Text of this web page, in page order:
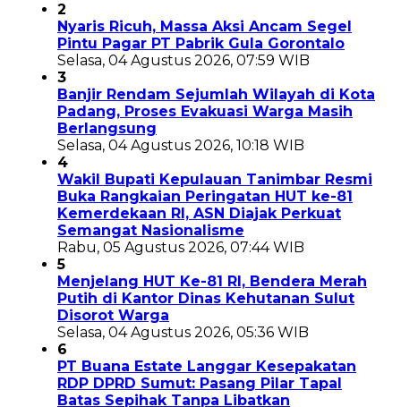
2
Nyaris Ricuh, Massa Aksi Ancam Segel
Pintu Pagar PT Pabrik Gula Gorontalo
Selasa, 04 Agustus 2026, 07:59 WIB
3
Banjir Rendam Sejumlah Wilayah di Kota
Padang, Proses Evakuasi Warga Masih
Berlangsung
Selasa, 04 Agustus 2026, 10:18 WIB
4
Wakil Bupati Kepulauan Tanimbar Resmi
Buka Rangkaian Peringatan HUT ke-81
Kemerdekaan RI, ASN Diajak Perkuat
Semangat Nasionalisme
Rabu, 05 Agustus 2026, 07:44 WIB
5
Menjelang HUT Ke-81 RI, Bendera Merah
Putih di Kantor Dinas Kehutanan Sulut
Disorot Warga
Selasa, 04 Agustus 2026, 05:36 WIB
6
PT Buana Estate Langgar Kesepakatan
RDP DPRD Sumut: Pasang Pilar Tapal
Batas Sepihak Tanpa Libatkan